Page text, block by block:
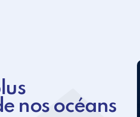
nos océans